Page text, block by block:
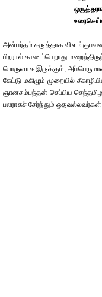
அன்பர்தம் கருத்தாக
பிறரால் காணப்பெறாது
பொருளாக இருக்கும்,
கேட்டு மகிழும் முறையில்
ஞானசம்பந்தன் செப்பிய
பலராகச் சேர்ந்தும்